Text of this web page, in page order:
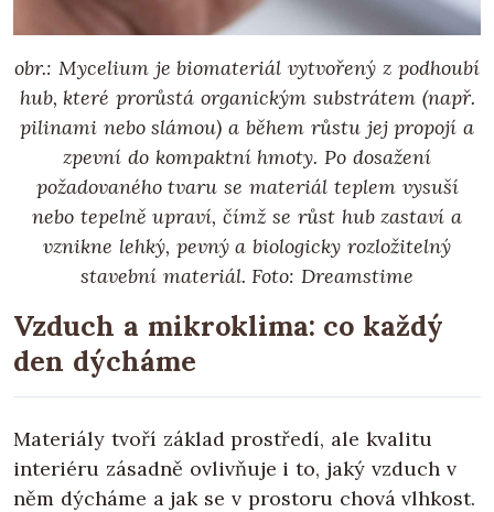
obr.: Mycelium je biomateriál vytvořený z podhoubí
hub, které prorůstá organickým substrátem (např.
pilinami nebo slámou) a během růstu jej propojí a
zpevní do kompaktní hmoty. Po dosažení
požadovaného tvaru se materiál teplem vysuší
nebo tepelně upraví, čímž se růst hub zastaví a
vznikne lehký, pevný a biologicky rozložitelný
stavební materiál. Foto: Dreamstime
Vzduch a mikroklima: co každý
den dýcháme
Materiály tvoří základ prostředí, ale kvalitu
interiéru zásadně ovlivňuje i to, jaký vzduch v
něm dýcháme a jak se v prostoru chová vlhkost.